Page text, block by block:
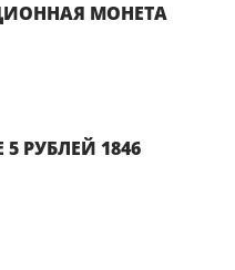
МОНЕТА
РУБЛЕЙ 1846